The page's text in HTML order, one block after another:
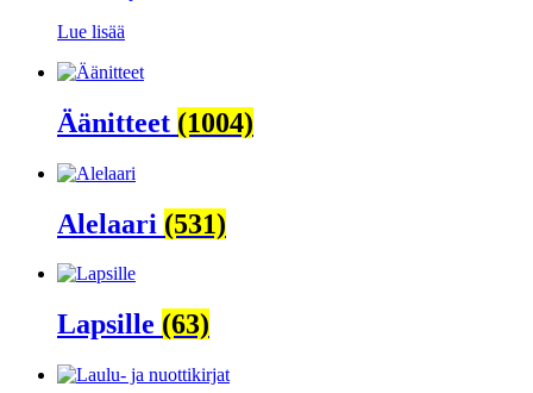
Lue lisää
Äänitteet (1004)
Alelaari (531)
Lapsille (63)